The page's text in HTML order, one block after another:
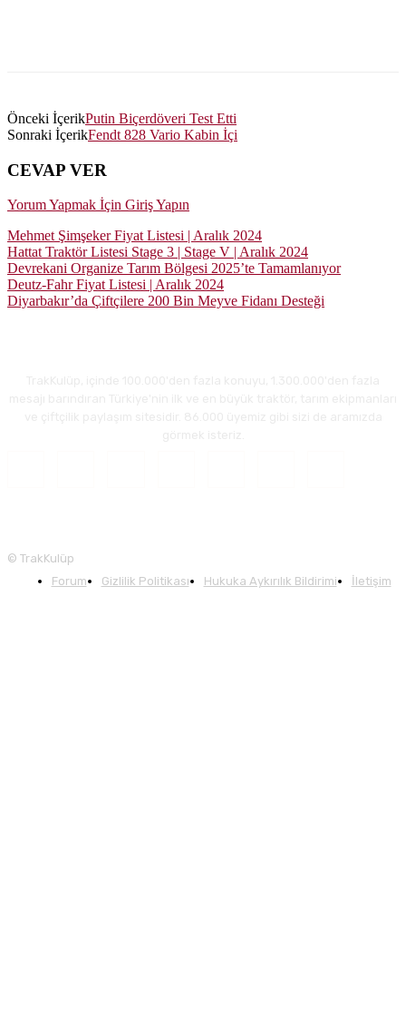
Önceki İçerikPutin Biçerdöveri Test Etti
Sonraki İçerikFendt 828 Vario Kabin İçi
CEVAP VER
Yorum Yapmak İçin Giriş Yapın
Mehmet Şimşeker Fiyat Listesi | Aralık 2024
Hattat Traktör Listesi Stage 3 | Stage V | Aralık 2024
Devrekani Organize Tarım Bölgesi 2025’te Tamamlanıyor
Deutz-Fahr Fiyat Listesi | Aralık 2024
Diyarbakır’da Çiftçilere 200 Bin Meyve Fidanı Desteği
© TrakKulüp
Forum
Gizlilik Politikası Hukuka Aykırılık Bildirimi İletişim